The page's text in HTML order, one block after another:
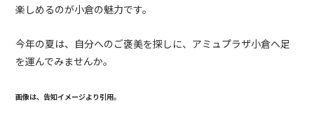
楽しめるのが小倉の魅力です。
今年の夏は、自分へのご褒美を探しに、アミュプラザ小倉へ足
を運んでみませんか。
画像は、告知イメージより引用。